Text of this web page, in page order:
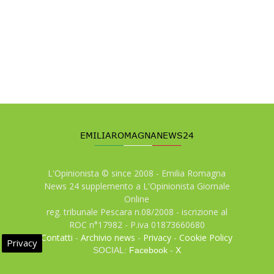
L'Opinionista © since 2008 - Emilia Romagna
News 24 supplemento a L'Opinionista Giornale
Online
reg. tribunale Pescara n.08/2008 - iscrizione al
ROC n°17982 - P.iva 01873660680
Contatti -Archivio news - Privacy -Cookie Policy
SOCIAL: Facebook- X
Privacy